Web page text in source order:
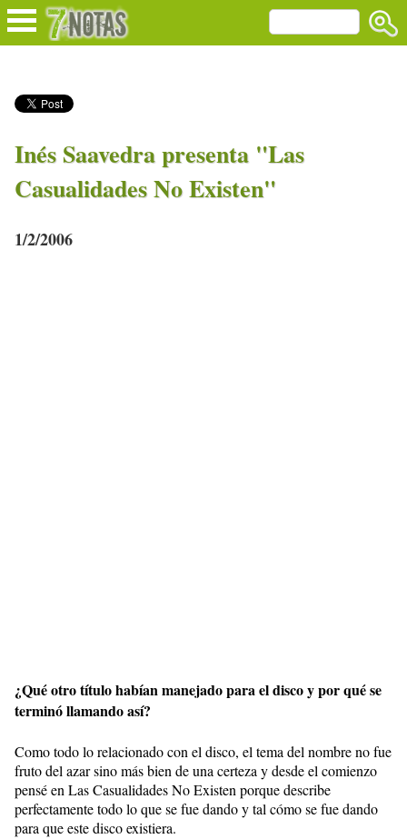
Inés Saavedra presenta "Las
Casualidades No Existen"
1/2/2006
¿Qué otro título habían manejado para el disco y por qué se
terminó llamando así?
Como todo lo relacionado con el disco, el tema del nombre no fue
fruto del azar sino más bien de una certeza y desde el comienzo
pensé en Las Casualidades No Existen porque describe
perfectamente todo lo que se fue dando y tal cómo se fue dando
para que este disco existiera.